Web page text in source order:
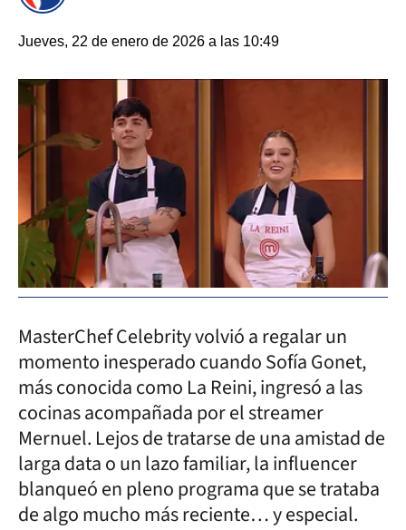
Jueves, 22 de enero de 2026 a las 10:49
MasterChef Celebrity volvió a regalar un
momento inesperado cuando Sofía Gonet,
más conocida como La Reini, ingresó a las
cocinas acompañada por el streamer
Mernuel. Lejos de tratarse de una amistad de
larga data o un lazo familiar, la influencer
blanqueó en pleno programa que se trataba
de algo mucho más reciente… y especial.